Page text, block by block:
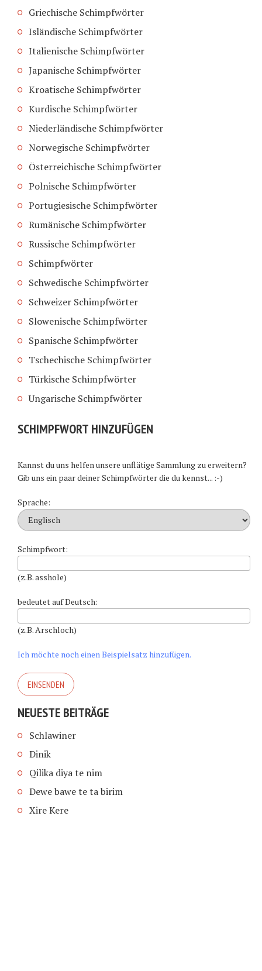
Griechische Schimpfwörter
Isländische Schimpfwörter
Italienische Schimpfwörter
Japanische Schimpfwörter
Kroatische Schimpfwörter
Kurdische Schimpfwörter
Niederländische Schimpfwörter
Norwegische Schimpfwörter
Österreichische Schimpfwörter
Polnische Schimpfwörter
Portugiesische Schimpfwörter
Rumänische Schimpfwörter
Russische Schimpfwörter
Schimpfwörter
Schwedische Schimpfwörter
Schweizer Schimpfwörter
Slowenische Schimpfwörter
Spanische Schimpfwörter
Tschechische Schimpfwörter
Türkische Schimpfwörter
Ungarische Schimpfwörter
SCHIMPFWORT HINZUFÜGEN
Kannst du uns helfen unsere unflätige Sammlung zu erweitern?
Gib uns ein paar deiner Schimpfwörter die du kennst... :-)
Sprache:
Schimpfwort:
(z.B. asshole)
bedeutet auf Deutsch:
(z.B. Arschloch)
Ich möchte noch einen Beispielsatz hinzufügen.
NEUESTE BEITRÄGE
Schlawiner
Dinik
Qilika diya te nim
Dewe bawe te ta birim
Xire Kere